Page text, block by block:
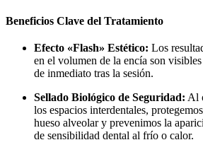
Beneficios Clave del Tratamiento
Efecto «Flash» Estético: Los
en el volumen de la encía son visibles
de inmediato tras la sesión.
Sellado Biológico de Seguridad: Al
los espacios interdentales,
hueso alveolar y prevenimos la
de sensibilidad dental al frío o calor.